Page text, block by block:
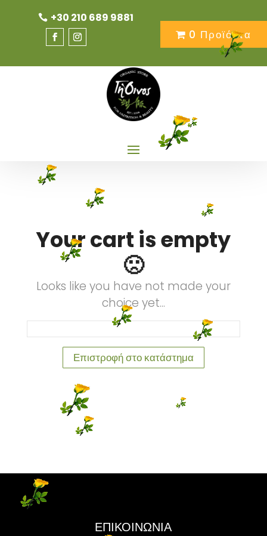
+30 210 689 9881
0 Προϊόντα
Your cart is empty
🙁
Looks like you have not made your
choice yet...
Επιστροφή στο κατάστημα
ΕΠΙΚΟΙΝΩΝΙΑ